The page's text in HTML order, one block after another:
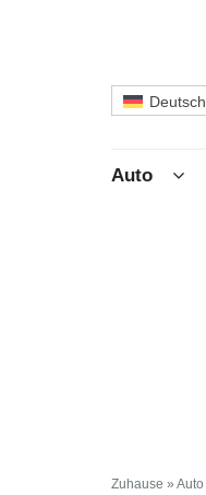
Deutsch
Auto
Zuhause » Auto